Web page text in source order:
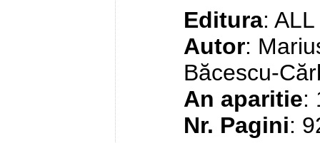
Editura:
Autor:
Băcescu-
An aparitie:
Nr. Pagini: